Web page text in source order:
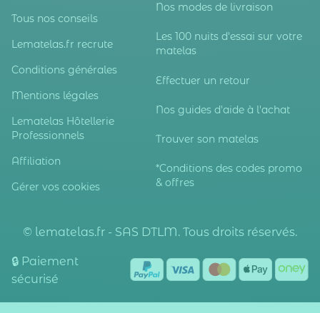
Tous nos conseils
Lematelas.fr recrute
Conditions générales
Mentions légales
Lematelas Hôtellerie
Professionnels
Affiliation
Gérer vos cookies
Nos modes de livraison
Les 100 nuits d'essai sur votre
matelas
Effectuer un retour
Nos guides d'aide à l'achat
Trouver son matelas
*Conditions des codes promo
& offres
© lematelas.fr - SAS DTLM. Tous droits réservés.
🔒 Paiement
sécurisé